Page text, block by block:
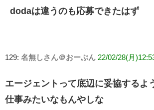
dodaは違うのも応募できたはず
129: 名無しさん＠おーぷん 22/02/28(月
エージェントって底辺に妥協するよ
仕事みたいなもんやしな